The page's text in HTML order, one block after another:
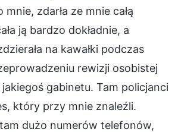
mnie, zdarła ze mnie całą
ją bardzo dokładnie, a
na kawałki podczas
rewizji osobistej
gabinetu. Tam policjanci
który przy mnie znaleźli.
dużo numerów telefonów,